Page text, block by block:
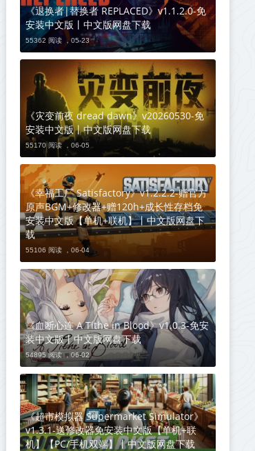
《退换者|替换者 REPLACED》v1.1.2.0-免
安装中文版丨中文版网盘下载
55362 阅读 ，05-23
《灾变前夜 dread dawn》v20260530-免
安装中文版丨中文版网盘下载
55170 阅读 ， 06-05
《幸福工厂 Satisfactory》v1.2.2.2-赠官方
原声BGM+修改器+赠120h+成长性存档免
安装中文版【单机+联机】丨中文版网盘下
载
55106 阅读 ， 06-04
《血断心连 A Tithe in Blood》v1.0.3-免安
装中文版丨中文版网盘下载
54895 阅读 ，06-02
《超市模拟器 Supermarket Simulator》
v1.3.1-送修改器免安装中文版【单机+联
机】【PC/手机双端】丨中文版网盘下载